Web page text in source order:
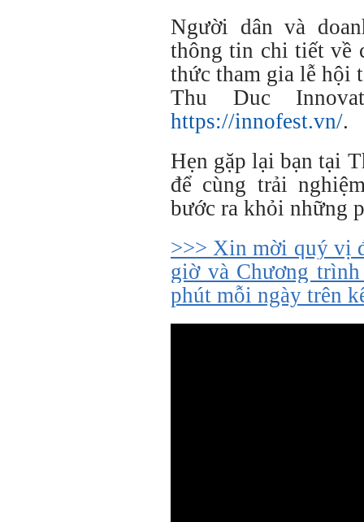
Người dân và
thông tin chi tiết về
thức tham gia lễ hội
Thu Duc
https://innofest.vn/.
Hẹn gặp lại bạn tại
để cùng trải
bước ra khỏi những
>>> Xin mời quý vị
giờ và Chương
phút mỗi ngày trên